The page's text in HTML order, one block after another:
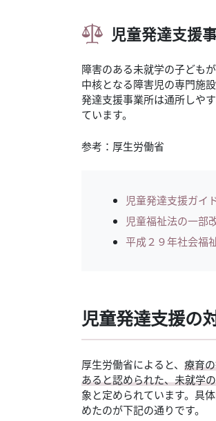
児童発達支援
障害のある未就学の子ども
中核となる障害児の専門施
発達支援事業所は通所しや
ています。
参考：厚生労働省
児童発達支援ガイ
児童福祉法の一部
平成２９年社会福
児童発達支援の
厚生労働省によると、 療育
あると認められた、未就学
象と定められています。具
めたのが下記の通りです。